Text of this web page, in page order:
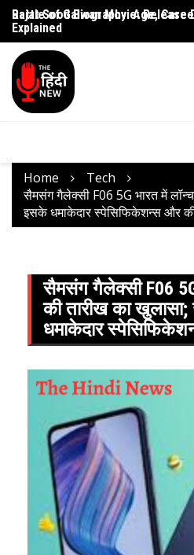
Rajat Sood Biography: Age,
Explained
Battle of Galwan Movie: Release
Home
Tech
सैमसंग गैलेक्सी F06 5G भारत में
इसके धमाकेदार स्पेसिफिकेशन्स और
सैमसंग गैलेक्सी F06
की तारीख का
धमाकेदार